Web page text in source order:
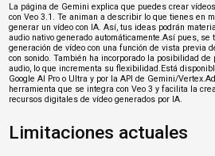
La página de Gemini explica que puedes crear
con Veo 3.1. Te animan a describir lo que tienes en
generar un vídeo con IA. Así, tus ideas podrán
audio nativo generado automáticamente.Así pues,
generación de vídeo con una función de vista previa
con sonido. También ha incorporado la posibilidad de
audio, lo que incrementa su flexibilidad.Está
Google AI Pro o Ultra y por la API de Gemini/
herramienta que se integra con Veo 3 y facilita la
recursos digitales de vídeo generados por IA.
Limitaciones actuales